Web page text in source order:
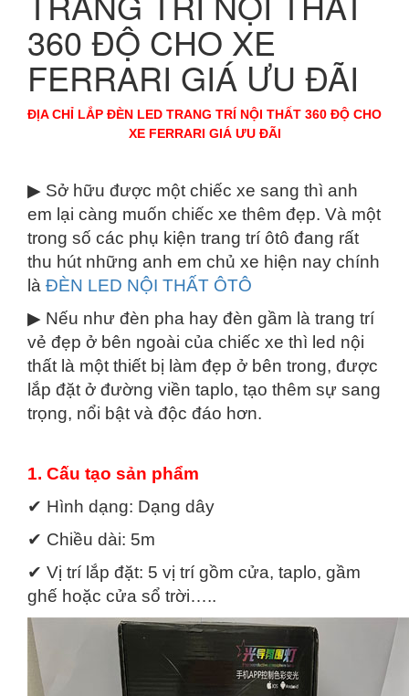
360 ĐỘ CHO XE
FERRARI GIÁ ƯU ĐÃI
ĐỊA CHỈ LẮP ĐÈN LED TRANG TRÍ NỘI THẤT 360 ĐỘ CHO
XE FERRARI GIÁ ƯU ĐÃI
▶ Sở hữu được một chiếc xe sang thì anh
em lại càng muốn chiếc xe thêm đẹp. Và một
trong số các phụ kiện trang trí ôtô đang rất
thu hút những anh em chủ xe hiện nay chính
là ĐÈN LED NỘI THẤT ÔTÔ
▶ Nếu như đèn pha hay đèn gầm là trang trí
vẻ đẹp ở bên ngoài của chiếc xe thì led nội
thất là một thiết bị làm đẹp ở bên trong, được
lắp đặt ở đường viền taplo, tạo thêm sự sang
trọng, nổi bật và độc đáo hơn.
1. Cấu tạo sản phẩm
✔ Hình dạng: Dạng dây
✔ Chiều dài: 5m
✔ Vị trí lắp đặt: 5 vị trí gồm cửa, taplo, gầm
ghế hoặc cửa sổ trời…..